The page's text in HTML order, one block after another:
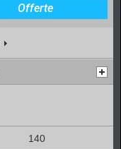
Offerte
140